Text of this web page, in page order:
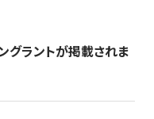
グラントが掲載されま